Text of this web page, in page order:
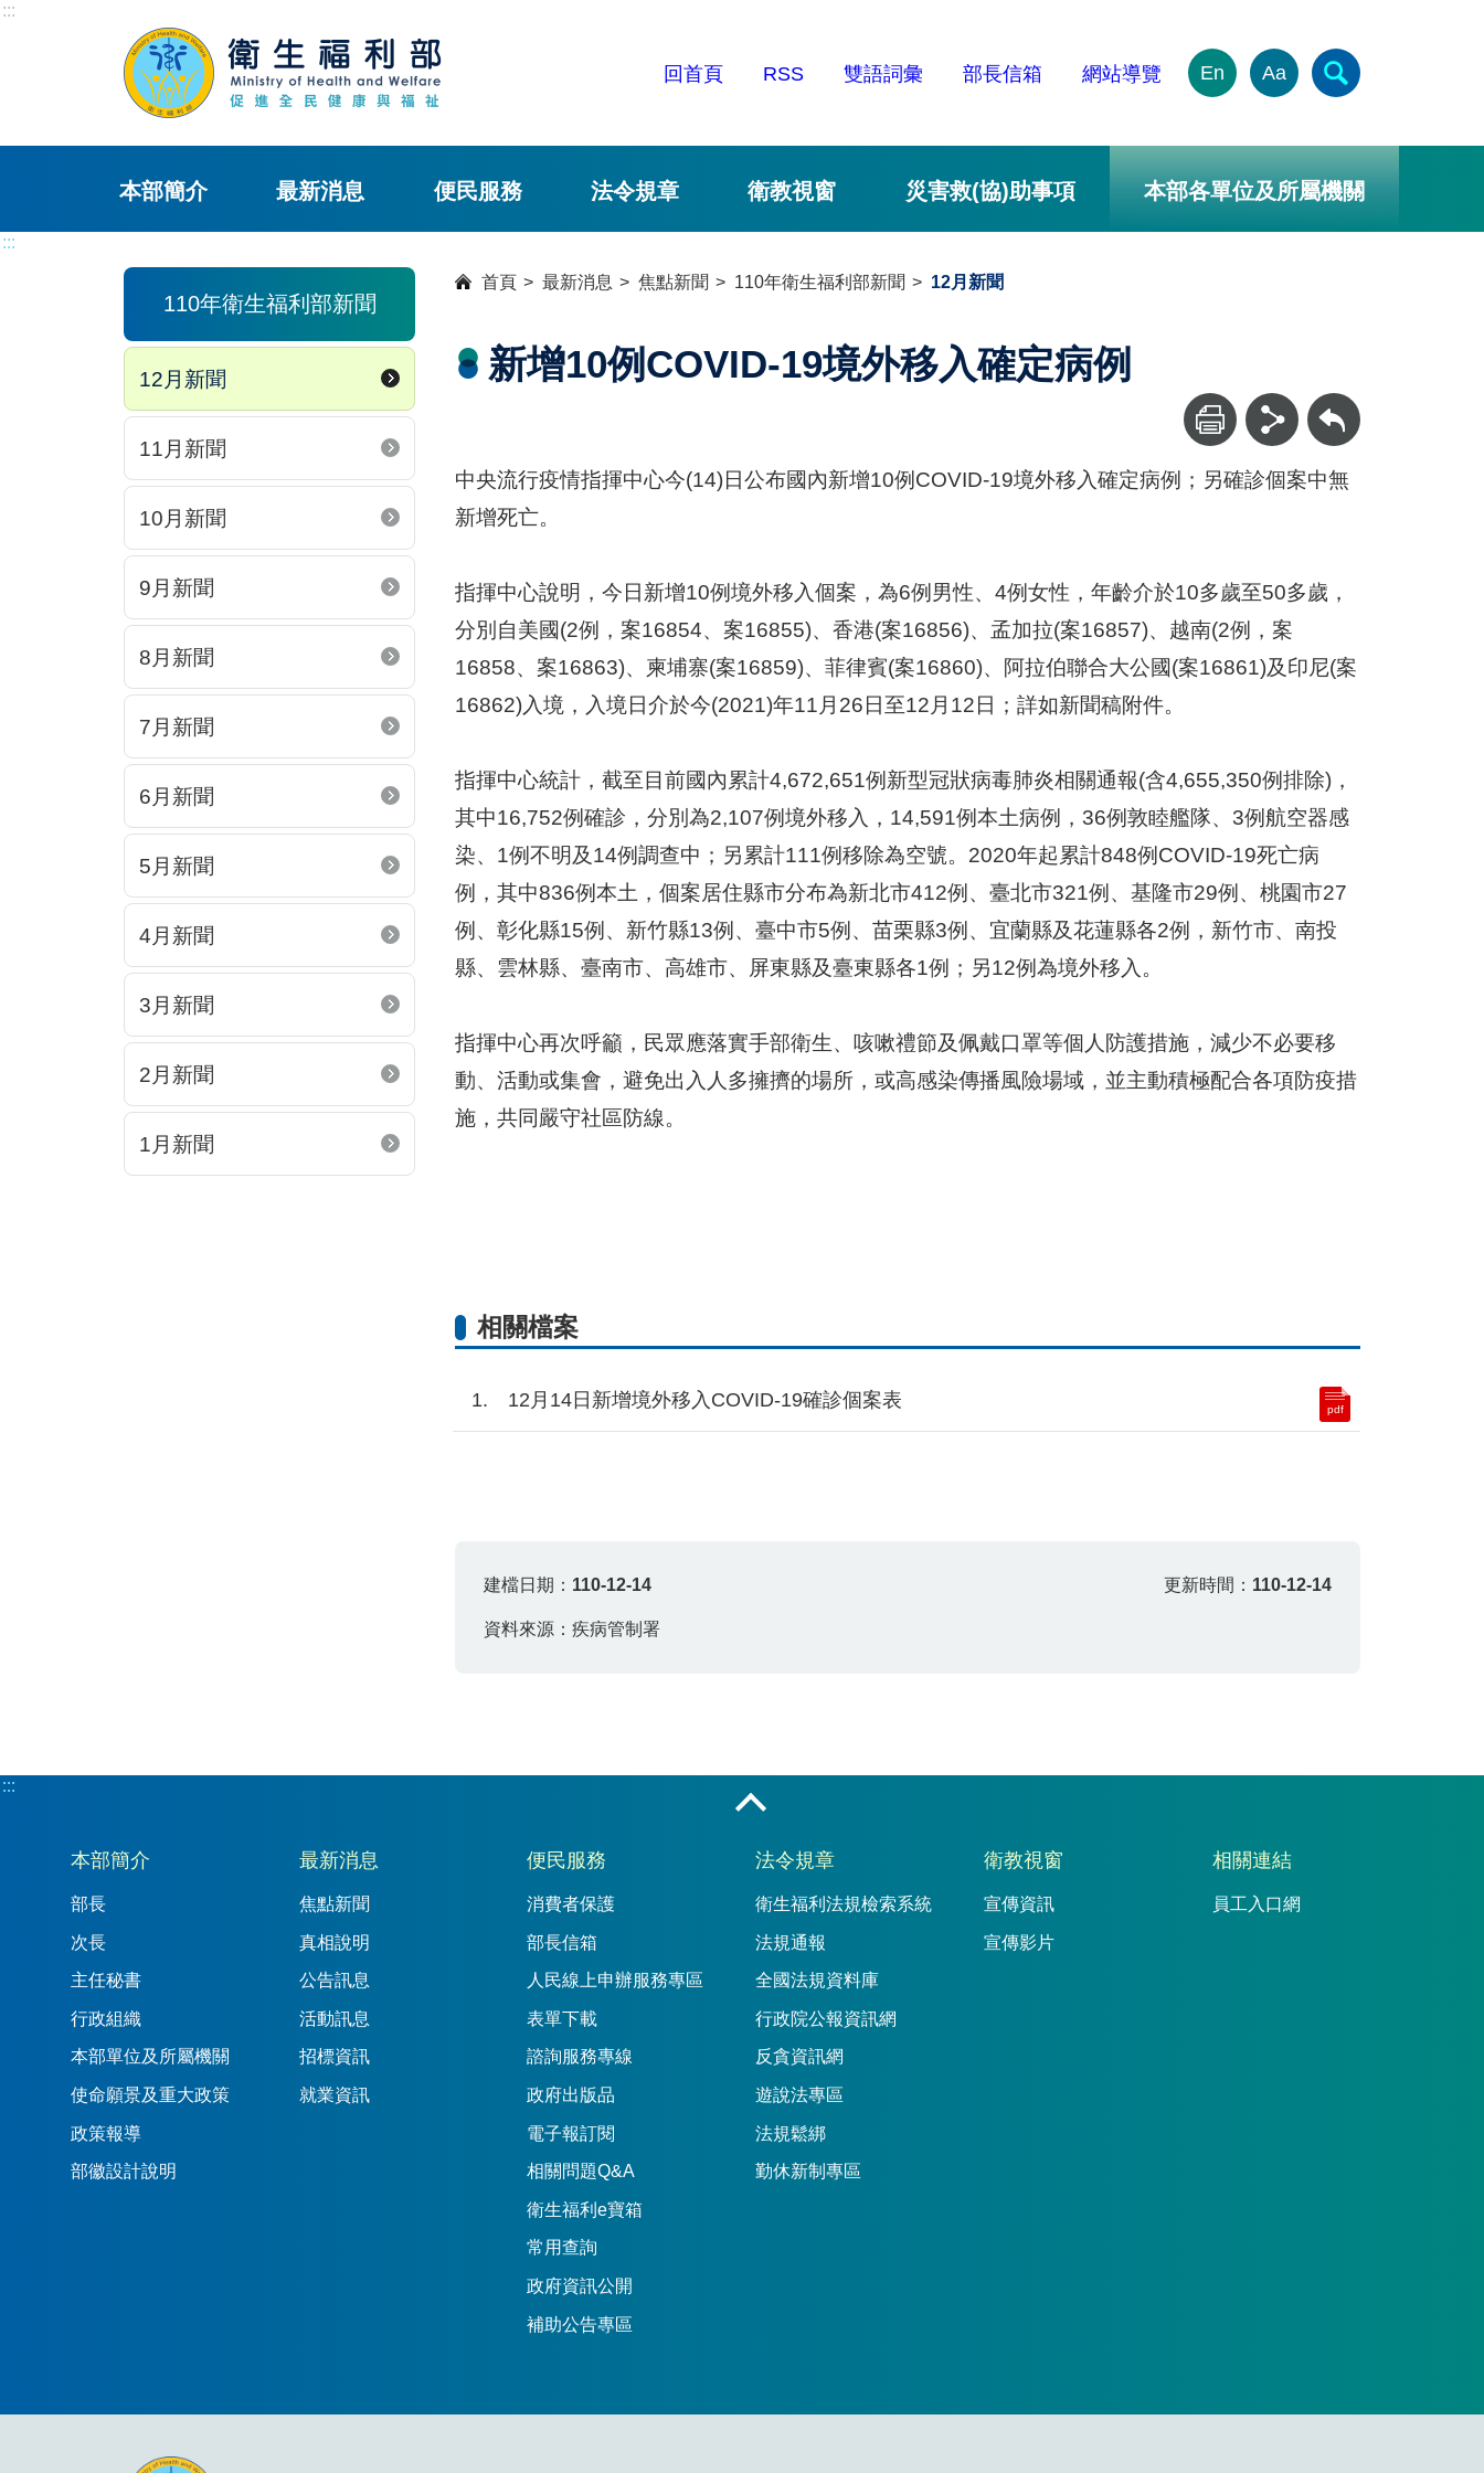
:::
回首頁 RSS 雙語詞彙 部長信箱 網站導覽 En Aa
本部簡介 最新消息 便民服務 法令規章 衛教視窗 災害救(協)助事項 本部各單位及所屬機關
:::
110年衛生福利部新聞
12月新聞
11月新聞
10月新聞
9月新聞
8月新聞
7月新聞
6月新聞
5月新聞
4月新聞
3月新聞
2月新聞
1月新聞
首頁 最新消息 焦點新聞 110年衛生福利部新聞 12月新聞
新增10例COVID-19境外移入確定病例
回上一頁
中央流行疫情指揮中心今(14)日公布國內新增10例COVID-19境外移入確定病例；另確診個案中無
新增死亡。
指揮中心說明，今日新增10例境外移入個案，為6例男性、4例女性，年齡介於10多歲至50多歲，
分別自美國(2例，案16854、案16855)、香港(案16856)、孟加拉(案16857)、越南(2例，案
16858、案16863)、柬埔寨(案16859)、菲律賓(案16860)、阿拉伯聯合大公國(案16861)及印尼(案
16862)入境，入境日介於今(2021)年11月26日至12月12日；詳如新聞稿附件。
指揮中心統計，截至目前國內累計4,672,651例新型冠狀病毒肺炎相關通報(含4,655,350例排除)，
其中16,752例確診，分別為2,107例境外移入，14,591例本土病例，36例敦睦艦隊、3例航空器感
染、1例不明及14例調查中；另累計111例移除為空號。2020年起累計848例COVID-19死亡病
例，其中836例本土，個案居住縣市分布為新北市412例、臺北市321例、基隆市29例、桃園市27
例、彰化縣15例、新竹縣13例、臺中市5例、苗栗縣3例、宜蘭縣及花蓮縣各2例，新竹市、南投
縣、雲林縣、臺南市、高雄市、屏東縣及臺東縣各1例；另12例為境外移入。
指揮中心再次呼籲，民眾應落實手部衛生、咳嗽禮節及佩戴口罩等個人防護措施，減少不必要移
動、活動或集會，避免出入人多擁擠的場所，或高感染傳播風險場域，並主動積極配合各項防疫措
施，共同嚴守社區防線。
相關檔案
12月14日新增境外移入COVID-19確診個案表 pdf
建檔日期： 110-12-14 更新時間： 110-12-14
資料來源：疾病管制署
:::
:::
本部簡介
部長
次長
主任秘書
行政組織
本部單位及所屬機關
使命願景及重大政策
政策報導
部徽設計說明
最新消息
焦點新聞
真相說明
公告訊息
活動訊息
招標資訊
就業資訊
便民服務
消費者保護
部長信箱
人民線上申辦服務專區
表單下載
諮詢服務專線
政府出版品
電子報訂閱
相關問題Q&A
衛生福利e寶箱
常用查詢
政府資訊公開
補助公告專區
法令規章
衛生福利法規檢索系統
法規通報
全國法規資料庫
行政院公報資訊網
反貪資訊網
遊說法專區
法規鬆綁
勤休新制專區
衛教視窗
宣傳資訊
宣傳影片
相關連結
員工入口網